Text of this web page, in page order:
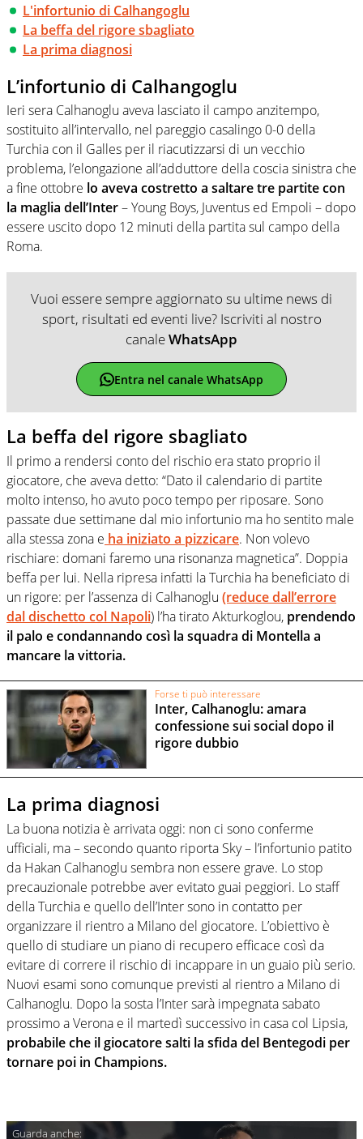
L'infortunio di Calhangoglu
La beffa del rigore sbagliato
La prima diagnosi
L’infortunio di Calhangoglu
Ieri sera Calhanoglu aveva lasciato il campo anzitempo,
sostituito all’intervallo, nel pareggio casalingo 0-0 della
Turchia con il Galles per il riacutizzarsi di un vecchio
problema, l’elongazione all’adduttore della coscia sinistra che
a fine ottobre lo aveva costretto a saltare tre partite con
la maglia dell’Inter– Young Boys, Juventus ed Empoli – dopo
essere uscito dopo 12 minuti della partita sul campo della
Roma.
Vuoi essere sempre aggiornato su ultime news di
sport, risultati ed eventi live? Iscriviti al nostro
canaleWhatsApp
Entra nel canale WhatsApp
La beffa del rigore sbagliato
Il primo a rendersi conto del rischio era stato proprio il
giocatore, che aveva detto: “Dato il calendario di partite
molto intenso, ho avuto poco tempo per riposare. Sono
passate due settimane dal mio infortunio ma ho sentito male
alla stessa zona e ha iniziato a pizzicare. Non volevo
rischiare: domani faremo una risonanza magnetica”. Doppia
beffa per lui. Nella ripresa infatti la Turchia ha beneficiato di
un rigore: per l’assenza di Calhanoglu (reduce dall’errore
dal dischetto col Napoli) l’ha tirato Akturkoglou, prendendo
il palo e condannando così la squadra di Montella a
mancare la vittoria.
Forse ti può interessare
Inter, Calhanoglu: amara
confessione sui social dopo il
rigore dubbio
La prima diagnosi
La buona notizia è arrivata oggi: non ci sono conferme
ufficiali, ma – secondo quanto riporta Sky – l’infortunio patito
da Hakan Calhanoglu sembra non essere grave. Lo stop
precauzionale potrebbe aver evitato guai peggiori. Lo staff
della Turchia e quello dell’Inter sono in contatto per
organizzare il rientro a Milano del giocatore. L’obiettivo è
quello di studiare un piano di recupero efficace così da
evitare di correre il rischio di incappare in un guaio più serio.
Nuovi esami sono comunque previsti al rientro a Milano di
Calhanoglu. Dopo la sosta l’Inter sarà impegnata sabato
prossimo a Verona e il martedì successivo in casa col Lipsia,
probabile che il giocatore salti la sfida del Bentegodi per
tornare poi in Champions.